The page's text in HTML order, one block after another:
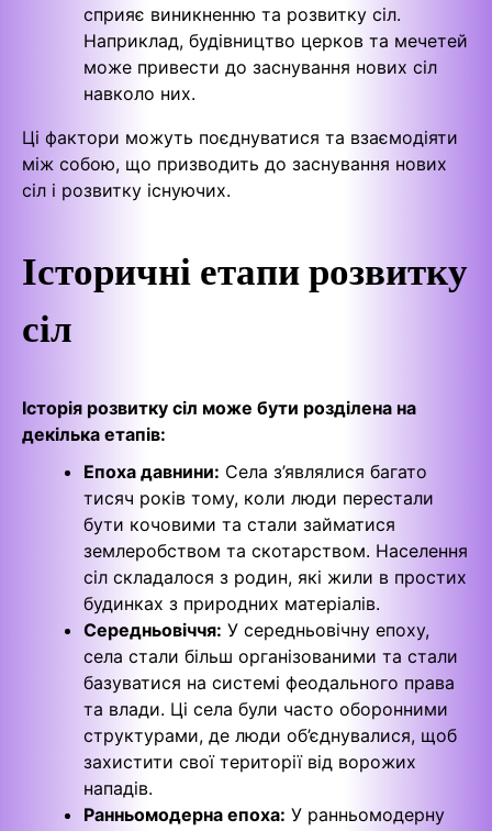
сприяє виникненню та розвитку сіл.
Наприклад, будівництво церков та мечетей
може привести до заснування нових сіл
навколо них.
Ці фактори можуть поєднуватися та взаємодіяти
між собою, що призводить до заснування нових
сіл і розвитку існуючих.
Історичні етапи розвитку
сіл
Історія розвитку сіл може бути розділена на
декілька етапів:
Епоха давнини: Села з’являлися багато
тисяч років тому, коли люди перестали
бути кочовими та стали займатися
землеробством та скотарством. Населення
сіл складалося з родин, які жили в простих
будинках з природних матеріалів.
Середньовіччя: У середньовічну епоху,
села стали більш організованими та стали
базуватися на системі феодального права
та влади. Ці села були часто оборонними
структурами, де люди об’єднувалися, щоб
захистити свої території від ворожих
нападів.
Ранньомодерна епоха: У ранньомодерну